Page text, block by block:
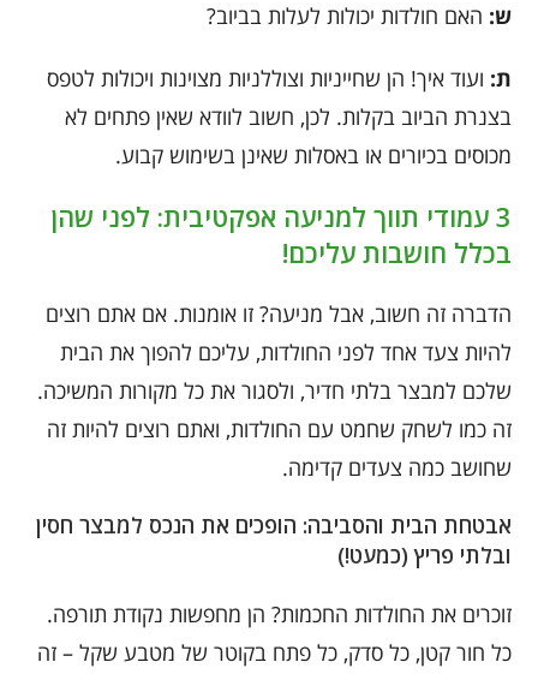
ש: האם חולדות יכולות לעלות בביוב?
ת: ועוד איך! הן שחייניות וצוללניות מצוינות ויכולות לטפס
בצנרת הביוב בקלות. לכן, חשוב לוודא שאין פתחים לא
מכוסים בכיורים או באסלות שאינן בשימוש קבוע.
3 עמודי תווך למניעה אפקטיבית: לפני שהן
בכלל חושבות עליכם!
הדברה זה חשוב, אבל מניעה? זו אומנות. אם אתם רוצים
להיות צעד אחד לפני החולדות, עליכם להפוך את הבית
שלכם למבצר בלתי חדיר, ולסגור את כל מקורות המשיכה.
זה כמו לשחק שחמט עם החולדות, ואתם רוצים להיות זה
שחושב כמה צעדים קדימה.
אבטחת הבית והסביבה: הופכים את הנכס למבצר חסין
ובלתי פריץ (כמעט!)
זוכרים את החולדות החכמות? הן מחפשות נקודת תורפה.
כל חור קטן, כל סדק, כל פתח בקוטר של מטבע שקל – זה